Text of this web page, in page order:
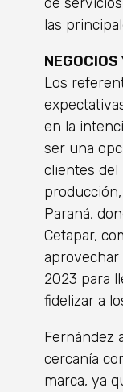
las
Los
en la
ser una
clientes del
Paraná,
Cetapar,
2023 para
fidelizar a
Fernández
cercanía
marca, ya